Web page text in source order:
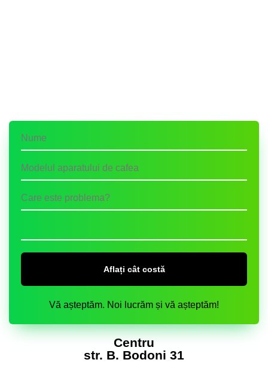
Vă așteptăm. Noi lucrăm și vă așteptăm!
Centru
str. B. Bodoni 31